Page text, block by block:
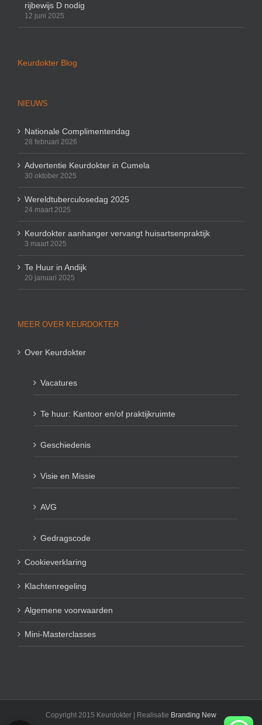
rijbewijs D nodig
12 juni 2025
Keurdokter Blog
NIEUWS
Nationale Complimentendag
28 februari 2026
Advertentie Keurdokter in Cumela
30 oktober 2025
Wereldtuberculosedag 2025
24 maart 2025
Keurdokter aanhanger vervangt huisartsenpraktijk
3 maart 2025
Te Huur in Andijk
20 januari 2025
MEER OVER KEURDOKTER
Over Keurdokter
Vacatures
Te huur: Kantoor en/of praktijkruimte
Geschiedenis
Visie en Missie
AVG
Gedragscode
Cookieverklaring
Klachtenregeling
Algemene voorwaarden
Mini-Masterclasses
Copyright 2015 Keurdokter | Realisatie Branding New